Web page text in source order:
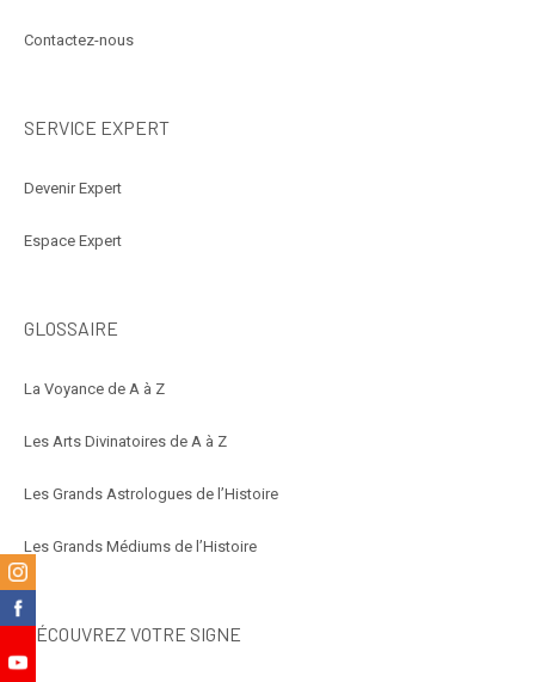
Contactez-nous
SERVICE EXPERT
Devenir Expert
Espace Expert
GLOSSAIRE
La Voyance de A à Z
Les Arts Divinatoires de A à Z
Les Grands Astrologues de l’Histoire
Les Grands Médiums de l’Histoire
DÉCOUVREZ VOTRE SIGNE